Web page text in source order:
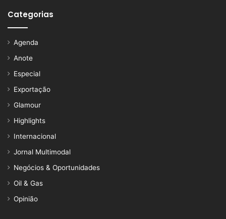
Categorias
Agenda
Anote
Especial
Exportação
Glamour
Highlights
Internacional
Jornal Multimodal
Negócios & Oportunidades
Oil & Gas
Opinião